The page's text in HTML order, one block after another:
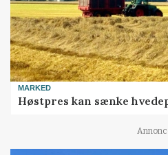
MARKED
Høstpres kan sænke